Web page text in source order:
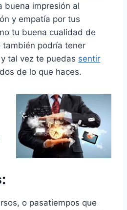
buena impresión al
y empatía por tus
tu buena cualidad de
también podría tener
tal vez te puedas sentir
de lo que haces.
o pasatiempos que